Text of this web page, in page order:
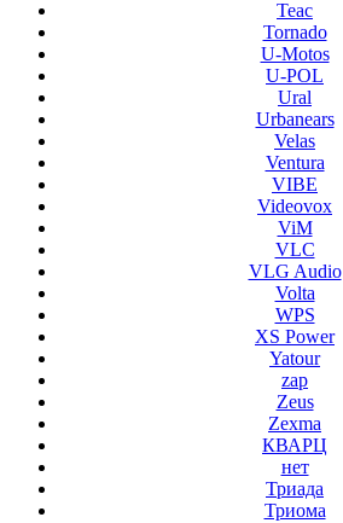
Teac
Tornado
U-Motos
U-POL
Ural
Urbanears
Velas
Ventura
VIBE
Videovox
ViM
VLC
VLG Audio
Volta
WPS
XS Power
Yatour
zap
Zeus
Zexma
КВАРЦ
нет
Триада
Триома